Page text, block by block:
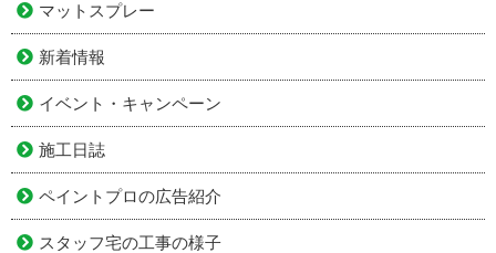
マットスプレー
新着情報
イベント・キャンペーン
施工日誌
ペイントプロの広告紹介
スタッフ宅の工事の様子